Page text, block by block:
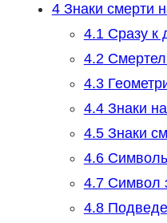
4Знаки смерти
4.1Сразу к
4.2
4.3
4.4Знаки
4.5Знаки
4.6Символы
4.7Символ
4.8